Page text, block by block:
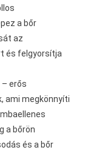
a bőr
az
és felgyorsítja
– erős
ami megkönnyíti
a bőrön
és a bőr